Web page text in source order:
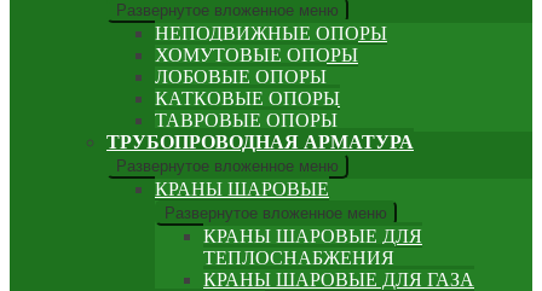
Развернутое вложенное меню
НЕПОДВИЖНЫЕ ОПОРЫ
ХОМУТОВЫЕ ОПОРЫ
ЛОБОВЫЕ ОПОРЫ
КАТКОВЫЕ ОПОРЫ
ТАВРОВЫЕ ОПОРЫ
ТРУБОПРОВОДНАЯ АРМАТУРА
Развернутое вложенное меню
КРАНЫ ШАРОВЫЕ
Развернутое вложенное меню
КРАНЫ ШАРОВЫЕ ДЛЯ
ТЕПЛОСНАБЖЕНИЯ
КРАНЫ ШАРОВЫЕ ДЛЯ ГАЗА